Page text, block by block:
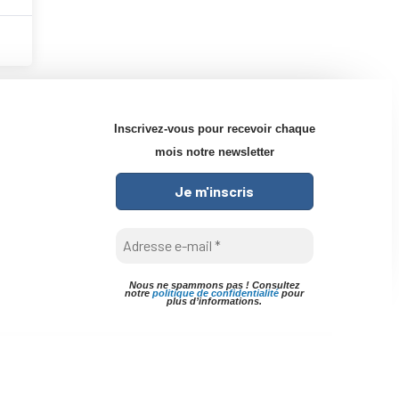
Inscrivez-vous pour recevoir chaque
mois notre newsletter
Nous ne spammons pas ! Consultez
notrepolitique de confidentialité pour
plus d’informations.